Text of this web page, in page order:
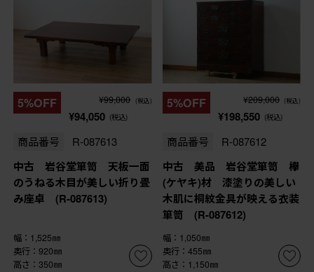
5%OFF ¥99,000 (税込)
¥94,050 (税込)
商品番号 R-087613
中古 岩谷堂箪笥 天板一面
のうねる木目が美しい折り畳
み座卓 (R-087613)
幅：1,525㎜
奥行：920㎜
高さ：350㎜
5%OFF ¥209,000 (税込)
¥198,550 (税込)
商品番号 R-087612
中古 美品 岩谷堂箪笥 欅
(ケヤキ)材 漆塗りの美しい
木肌に桐紋金具が映える衣装
箪笥 (R-087612)
幅：1,050㎜
奥行：455㎜
高さ：1,150㎜